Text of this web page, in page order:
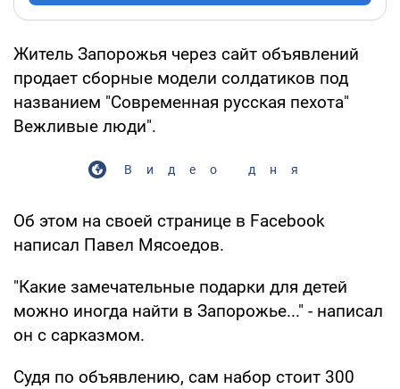
Житель Запорожья через сайт объявлений
продает сборные модели солдатиков под
названием "Современная русская пехота"
Вежливые люди".
Видео дня
Об этом на своей странице в Facebook
написал Павел Мясоедов.
"Какие замечательные подарки для детей
можно иногда найти в Запорожье..." - написал
он с сарказмом.
Судя по объявлению, сам набор стоит 300